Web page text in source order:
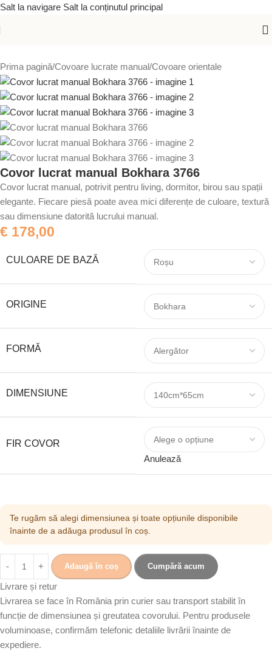
Salt la navigare Salt la conținutul principal
Prima pagină/Covoare lucrate manual/Covoare orientale
Covor lucrat manual Bokhara 3766
Covor lucrat manual, potrivit pentru living, dormitor, birou sau spații
elegante. Fiecare piesă poate avea mici diferențe de culoare, textură
sau dimensiune datorită lucrului manual.
€ 178,00
CULOARE DE BAZĂ
ORIGINE
FORMĂ
DIMENSIUNE
FIR COVOR
Anulează
Te rugăm să alegi dimensiunea și toate opțiunile disponibile
înainte de a adăuga produsul în coș.
Adaugă în coș Cumpără acum
Livrare și retur
Livrarea se face în România prin curier sau transport stabilit în
funcție de dimensiunea și greutatea covorului. Pentru produsele
voluminoase, confirmăm telefonic detaliile livrării înainte de
expediere.